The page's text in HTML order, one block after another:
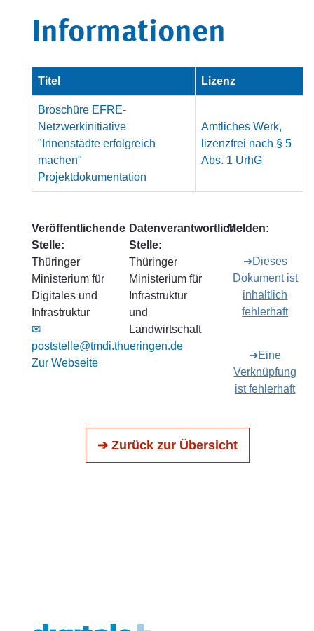
Informationen
Titel Lizenz
Broschüre EFRE-
Netzwerkinitiative
"Innenstädte erfolgreich
machen"
Projektdokumentation
Amtliches Werk,
lizenzfrei nach § 5
Abs. 1 UrhG
Veröffentlichende
Stelle:
Thüringer
Ministerium für
Digitales und
Infrastruktur
✉
poststelle@tmdi.thueringen.de
Zur Webseite
Datenverantwortliche
Stelle:
Thüringer
Ministerium für
Infrastruktur
und
Landwirtschaft
Melden:
➔Dieses
Dokument ist
inhaltlich
fehlerhaft
➔Eine
Verknüpfung
ist fehlerhaft
➔ Zurück zur Übersicht